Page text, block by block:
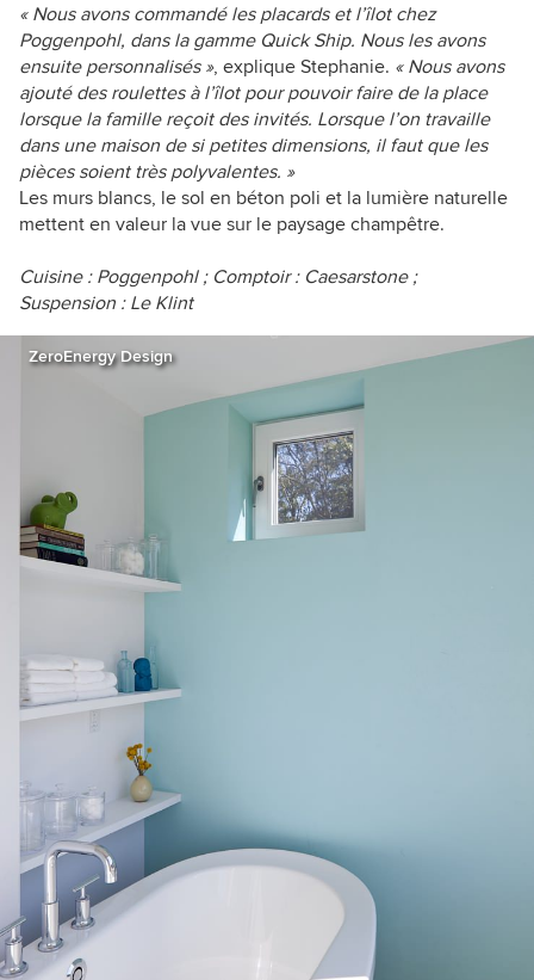
« Nous avons commandé les placards et l’îlot chez
Poggenpohl, dans la gamme Quick Ship. Nous les avons
ensuite personnalisés », explique Stephanie. « Nous avons
ajouté des roulettes à l’îlot pour pouvoir faire de la place
lorsque la famille reçoit des invités. Lorsque l’on travaille
dans une maison de si petites dimensions, il faut que les
pièces soient très polyvalentes. »
Les murs blancs, le sol en béton poli et la lumière naturelle
mettent en valeur la vue sur le paysage champêtre.
Cuisine : Poggenpohl; Comptoir : Caesarstone ;
Suspension : Le Klint
ZeroEnergy Design